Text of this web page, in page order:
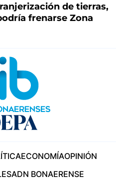
de tierras,
frenarse Zona
ECONOMÍAOPINIÓN
ADN BONAERENSE